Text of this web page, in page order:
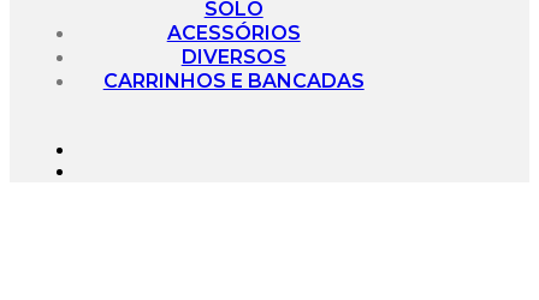
SOLO
ACESSÓRIOS
DIVERSOS
CARRINHOS E BANCADAS